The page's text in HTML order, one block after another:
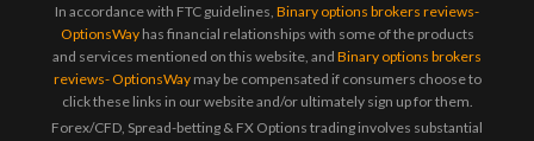
In accordance with FTC guidelines, Binary options brokers reviews-
OptionsWayhas financial relationships with some of the products
and services mentioned on this website, and Binary options brokers
reviews- OptionsWaymay be compensated if consumers choose to
click these links in our website and/or ultimately sign up for them.
Forex/CFD, Spread-betting & FX Options trading involves substantial